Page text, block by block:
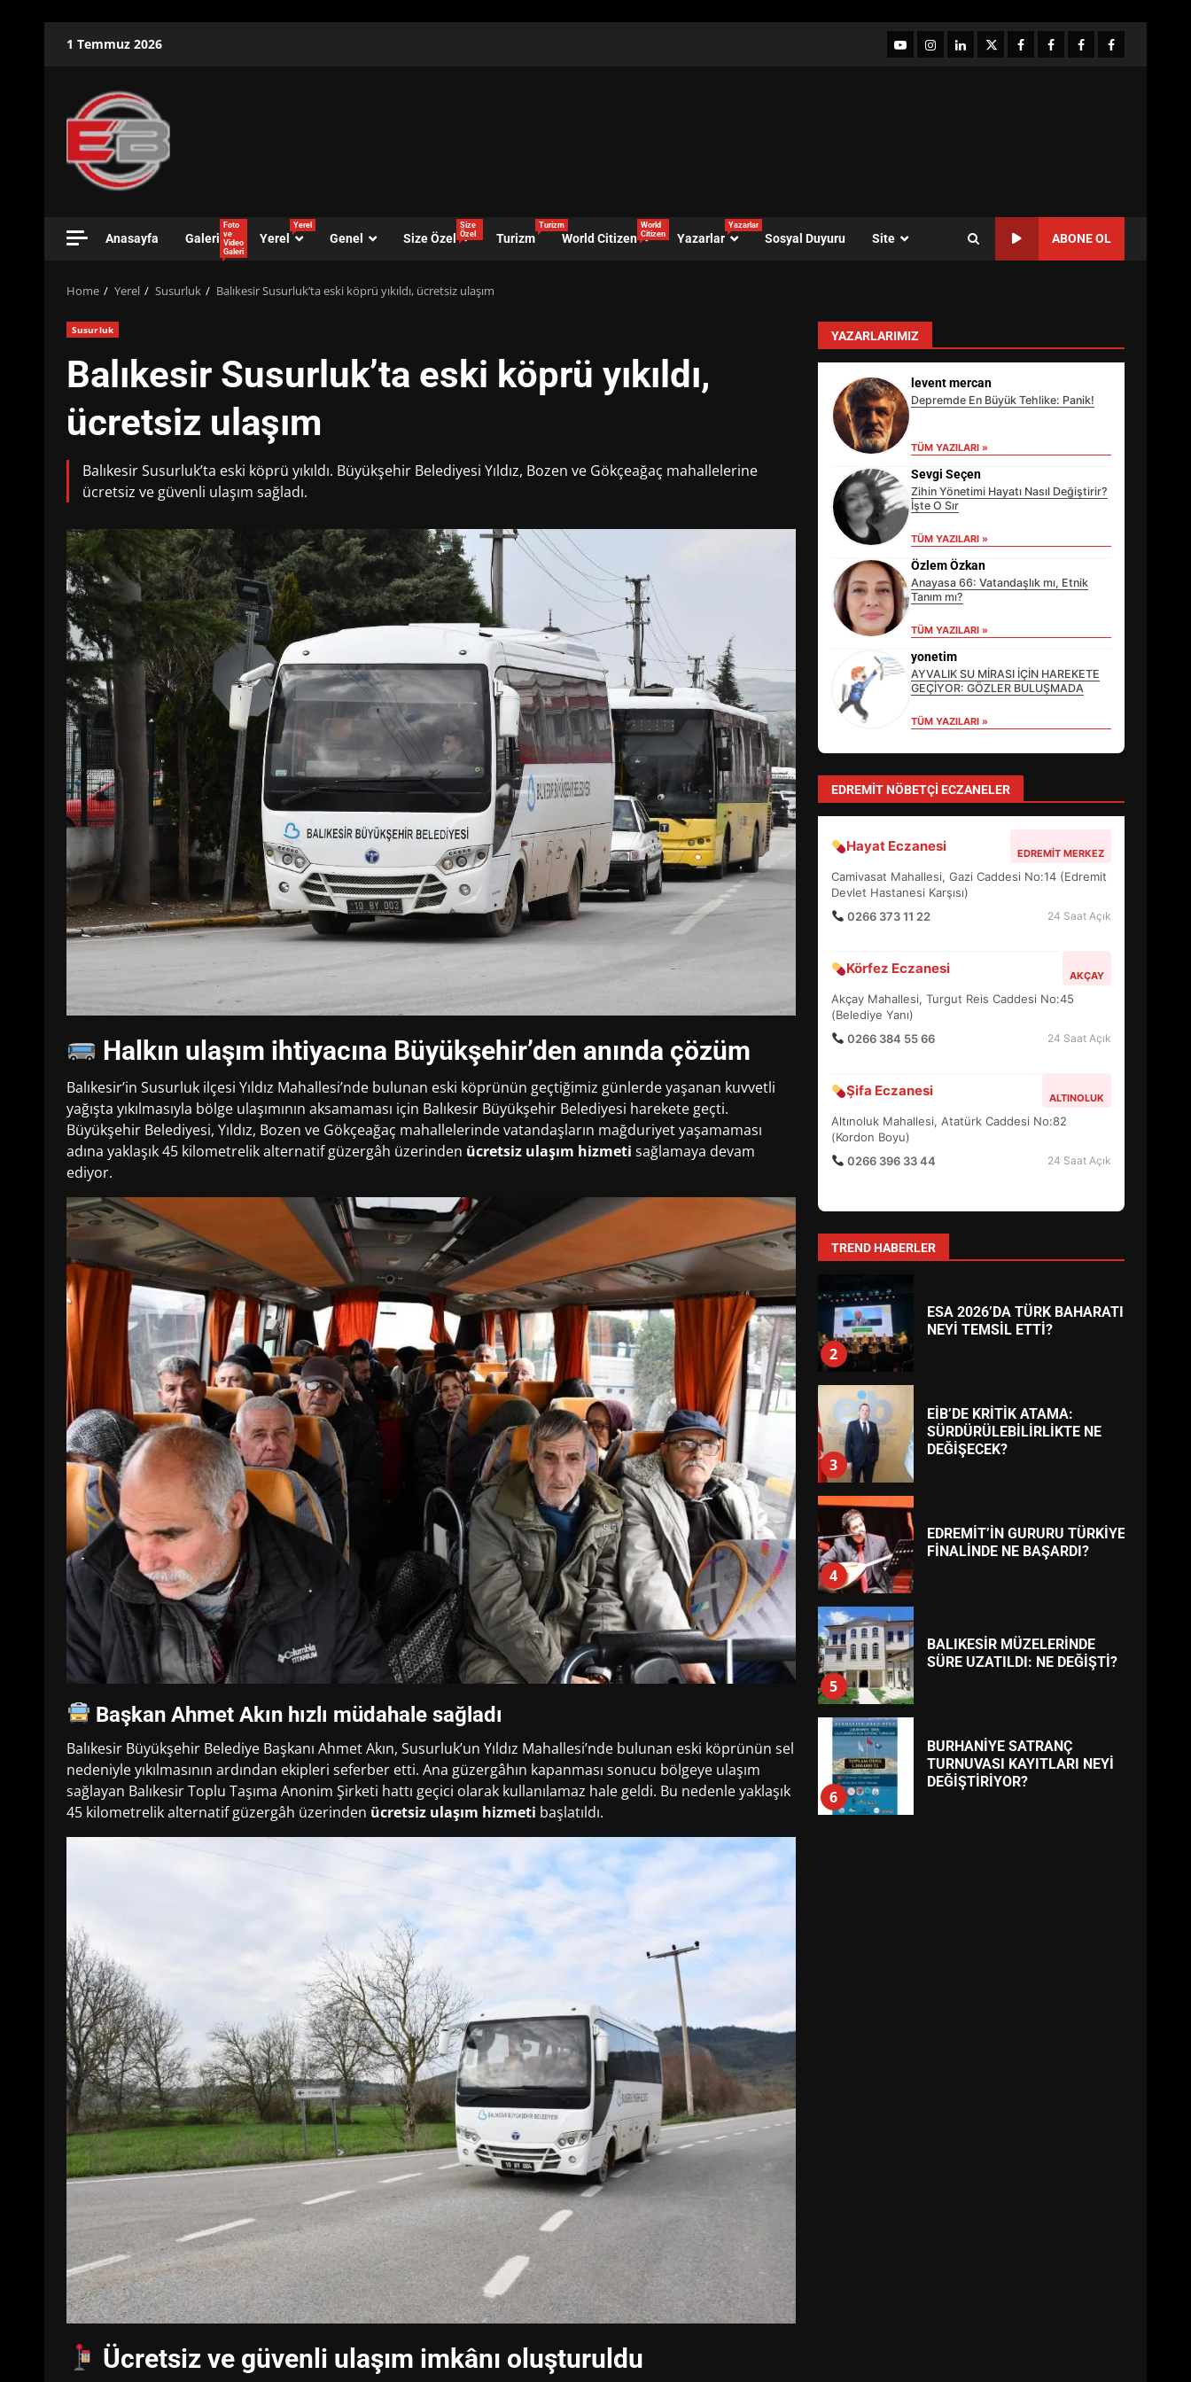
1 Temmuz 2026 YouTubeInstagram
LinkedIntwitterfacebook-Facebook-
Facebook-Facebook-
Anasayfa Galeri
Foto
ve
Video
Galeri
Yerel
Yerel
Genel Size Özel
Size
Özel
Turizm
Turizm
World Citizen
World
Citizen
Yazarlar
Yazarlar
Sosyal Duyuru Site ABONE OL
Home Yerel Susurluk Balıkesir Susurluk’ta eski köprü yıkıldı, ücretsiz ulaşım
Susurluk
Balıkesir Susurluk’ta eski köprü yıkıldı,
ücretsiz ulaşım
Balıkesir Susurluk’ta eski köprü yıkıldı. Büyükşehir Belediyesi Yıldız, Bozen ve Gökçeağaç mahallelerine
ücretsiz ve güvenli ulaşım sağladı.
Halkın ulaşım ihtiyacına Büyükşehir’den anında çözüm
Balıkesir’in Susurluk ilçesi Yıldız Mahallesi’nde bulunan eski köprünün geçtiğimiz günlerde yaşanan kuvvetli
yağışta yıkılmasıyla bölge ulaşımının aksamaması için Balıkesir Büyükşehir Belediyesi harekete geçti.
Büyükşehir Belediyesi, Yıldız, Bozen ve Gökçeağaç mahallelerinde vatandaşların mağduriyet yaşamaması
adına yaklaşık 45 kilometrelik alternatif güzergâh üzerinden ücretsiz ulaşım hizmeti sağlamaya devam
ediyor.
Başkan Ahmet Akın hızlı müdahale sağladı
Balıkesir Büyükşehir Belediye Başkanı Ahmet Akın, Susurluk’un Yıldız Mahallesi’nde bulunan eski köprünün sel
nedeniyle yıkılmasının ardından ekipleri seferber etti. Ana güzergâhın kapanması sonucu bölgeye ulaşım
sağlayan Balıkesir Toplu Taşıma Anonim Şirketi hattı geçici olarak kullanılamaz hale geldi. Bu nedenle yaklaşık
45 kilometrelik alternatif güzergâh üzerinden ücretsiz ulaşım hizmeti başlatıldı.
Ücretsiz ve güvenli ulaşım imkânı oluşturuldu
YAZARLARIMIZ
levent mercan
Depremde En Büyük Tehlike: Panik!
TÜM YAZILARI »
Sevgi Seçen
Zihin Yönetimi Hayatı Nasıl Değiştirir?
İşte O Sır
TÜM YAZILARI »
Özlem Özkan
Anayasa 66: Vatandaşlık mı, Etnik
Tanım mı?
TÜM YAZILARI »
yonetim
AYVALIK SU MİRASI İÇİN HAREKETE
GEÇİYOR: GÖZLER BULUŞMADA
TÜM YAZILARI »
EDREMIT NÖBETÇI ECZANELER
Hayat Eczanesi EDREMIT MERKEZ
Camivasat Mahallesi, Gazi Caddesi No:14 (Edremit
Devlet Hastanesi Karşısı)
0266 373 11 22
24 Saat Açık
Körfez Eczanesi AKÇAY
Akçay Mahallesi, Turgut Reis Caddesi No:45
(Belediye Yanı)
0266 384 55 66
24 Saat Açık
Şifa Eczanesi ALTINOLUK
Altınoluk Mahallesi, Atatürk Caddesi No:82
(Kordon Boyu)
0266 396 33 44
24 Saat Açık
TREND HABERLER
EİB’DE KRİTİK ATAMA:
SÜRDÜRÜLEBİLİRLİKTE NE
DEĞİŞECEK?
4
EDREMİT’İN GURURU TÜRKİYE
FİNALİNDE NE BAŞARDI?
5
BALIKESİR MÜZELERİNDE
SÜRE UZATILDI: NE DEĞİŞTİ?
6
BURHANİYE SATRANÇ
DEĞİŞTİRİYOR?
7
BURHANİYE
BELEDİYESPOR’DA YENİ
YÖNETİM NASIL ŞEKİLLENDİ?
1
HAREKETE GEÇİYOR: GÖZLER
2
ESA 2026’DA TÜRK BAHARATI
NEYİ TEMSİL ETTİ?
3
EİB’DE KRİTİK ATAMA:
SÜRDÜRÜLEBİLİRLİKTE NE
DEĞİŞECEK?
4
EDREMİT’İN GURURU TÜRKİYE
FİNALİNDE NE BAŞARDI?
5
BALIKESİR MÜZELERİNDE
SÜRE UZATILDI: NE DEĞİŞTİ?
6
BURHANİYE SATRANÇ
TURNUVASI KAYITLARI NEYİ
DEĞİŞTİRİYOR?